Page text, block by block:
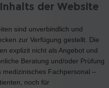
der Website
sind unverbindlich und
zur Verfügung gestellt. Die
explizit nicht als Angebot und
Beratung und/oder Prüfung
Fachpersonal –
noch für